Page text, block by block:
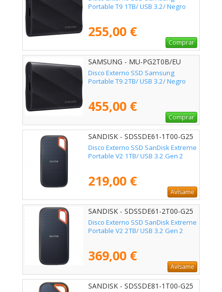
Portable T9 1TB/ USB 3.2/ Negro
255,00 €
Comprar
SAMSUNG - MU-PG2T0B/EU
Disco Externo SSD Samsung
Portable T9 2TB/ USB 3.2/ Negro
455,00 €
Comprar
SANDISK - SDSSDE61-1T00-G25
Disco Externo SSD SanDisk Extreme
Portable V2 1TB/ USB 3.2 Gen 2
219,00 €
Avísame
SANDISK - SDSSDE61-2T00-G25
Disco Externo SSD SanDisk Extreme
Portable V2 2TB/ USB 3.2 Gen 2
369,00 €
Avísame
SANDISK - SDSSDE81-1T00-G25